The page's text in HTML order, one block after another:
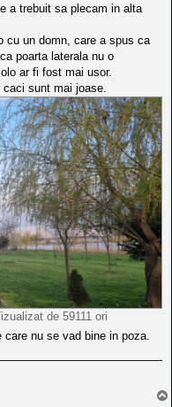
a trebuit sa plecam in alta
cu un domn, care a spus ca
poarta laterala nu o
ar fi fost mai usor.
sunt mai joase.
de 59111 ori
nu se vad bine in poza.